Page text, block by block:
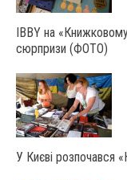
IBBY на
сюрпризи (ФОТО)
У Києві розпочався